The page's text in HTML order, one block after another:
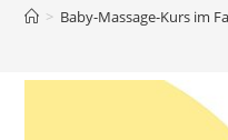
> Baby-Massage-Kurs im